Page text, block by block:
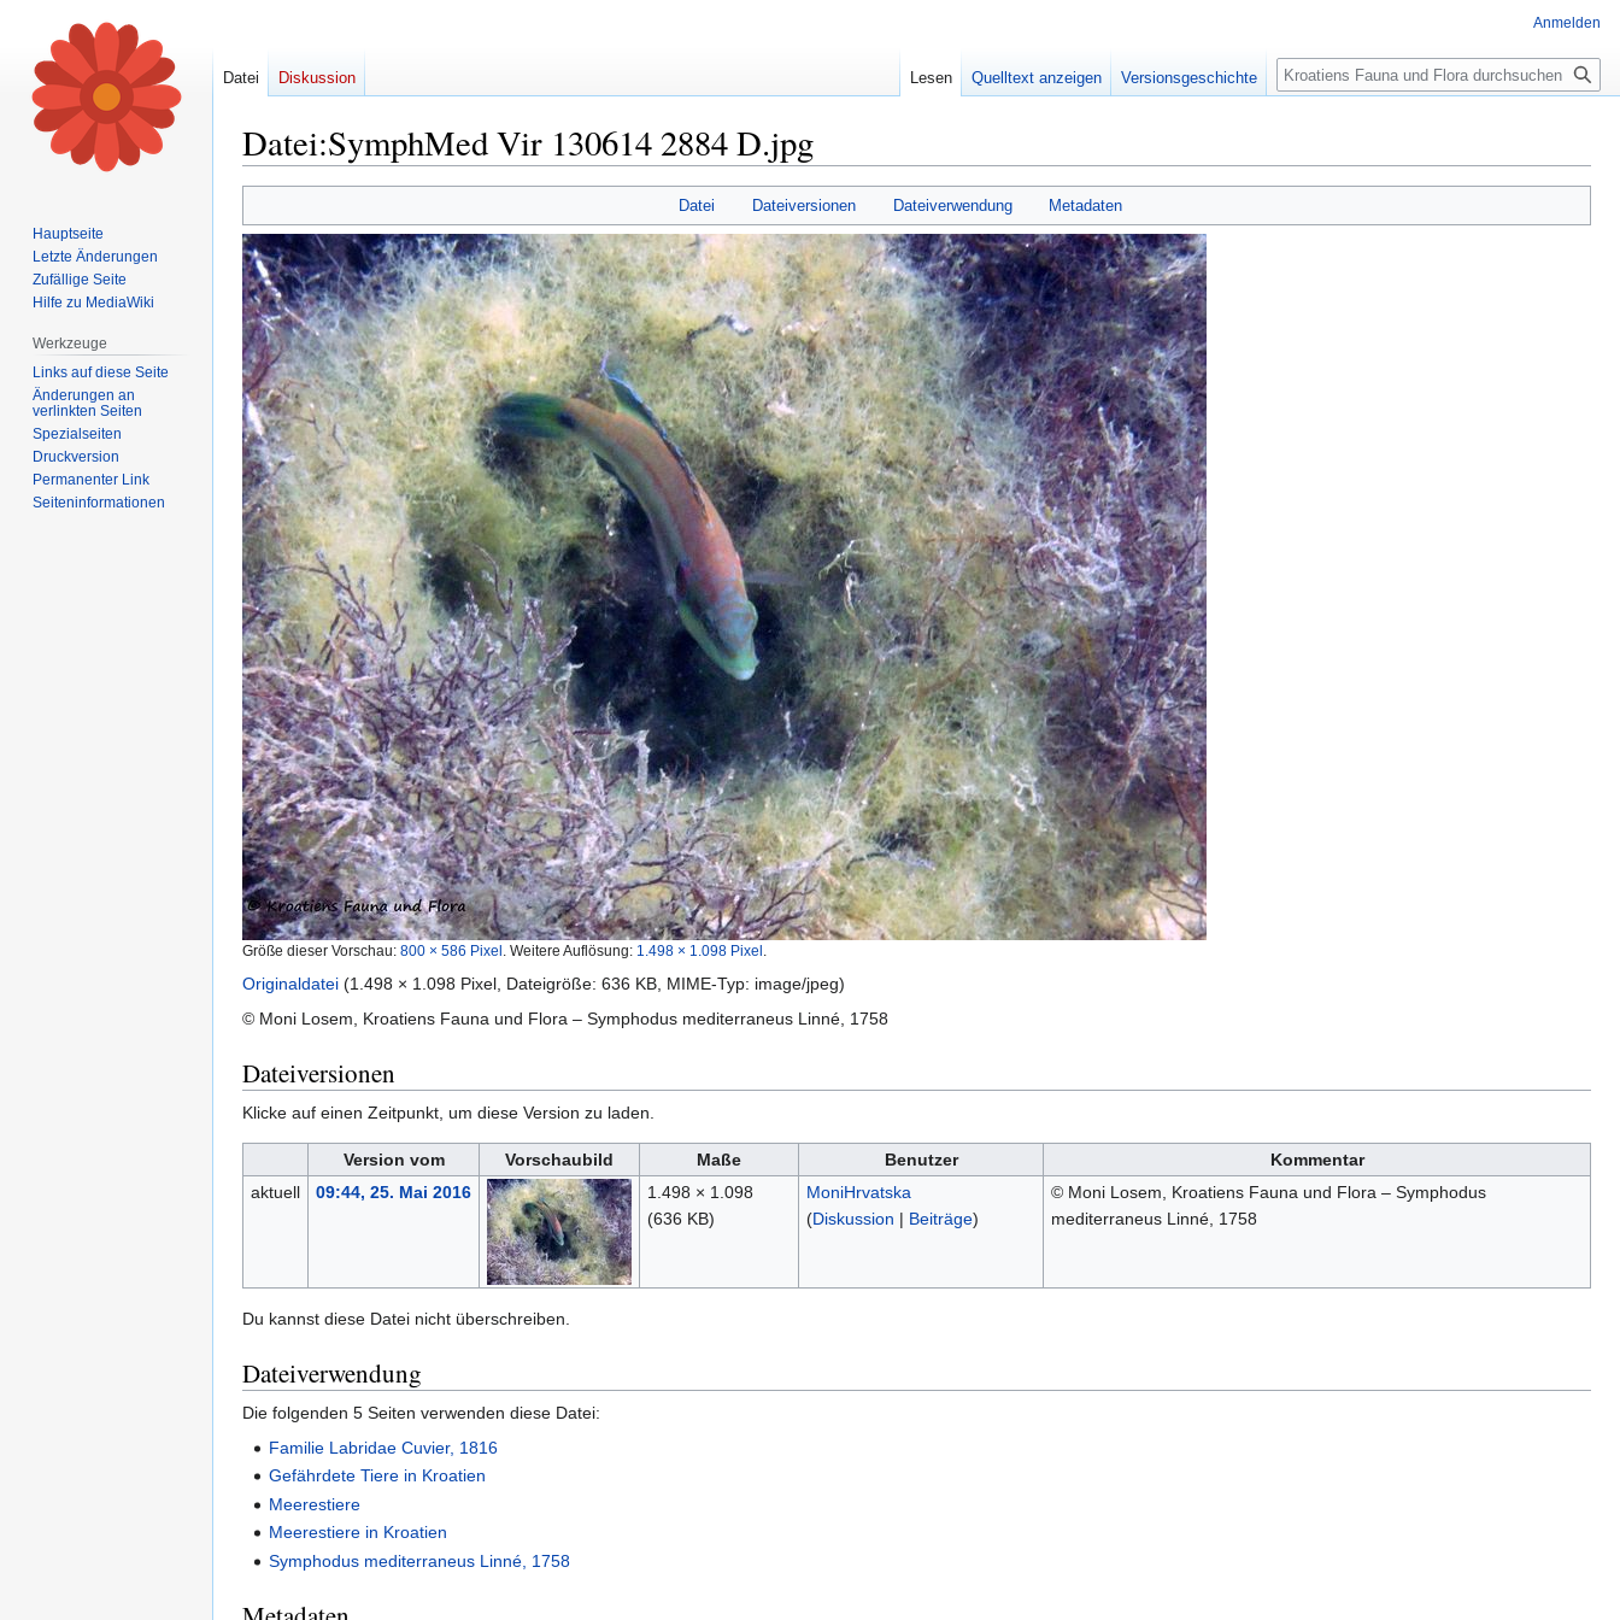
Datei:SymphMed Vir 130614 2884 D.jpg
Navigation
springen
Suche
springen
Datei Dateiversionen Dateiverwendung Metadaten
Größe dieser Vorschau: 800 × 586 Pixel Weitere Auflösung: 1.498 × 1.098 Pixel
Originaldatei (1.498 × 1.098 Pixel, Dateigröße: 636 KB, MIME-Typ: image/jpeg)
© Moni Losem, Kroatiens Fauna und Flora – Symphodus mediterraneus Linné, 1758
Dateiversionen
Klicke auf einen Zeitpunkt, um diese Version zu laden.
Version vom Vorschaubild Maße Benutzer
Kommentar
aktuell
09:44, 25. Mai 2016
1.498 × 1.098
(636 KB)
MoniHrvatska
(Diskussion | Beiträge)
© Moni Losem, Kroatiens Fauna und Flora – Symphodus
mediterraneus Linné, 1758
Du kannst diese Datei nicht überschreiben.
Dateiverwendung
Die folgenden 5 Seiten verwenden diese Datei:
Familie Labridae Cuvier, 1816
Gefährdete Tiere in Kroatien
Meerestiere
Meerestiere in Kroatien
Symphodus mediterraneus Linné, 1758
Anmelden
Datei Diskussion Lesen Quelltext anzeigen Versionsgeschichte Suche
Hauptseite
Letzte Änderungen
Zufällige Seite
Hilfe zu MediaWiki
Werkzeuge
Links auf diese Seite
Änderungen an
verlinkten Seiten
Spezialseiten
Druckversion
Permanenter Link
Seiten­informationen